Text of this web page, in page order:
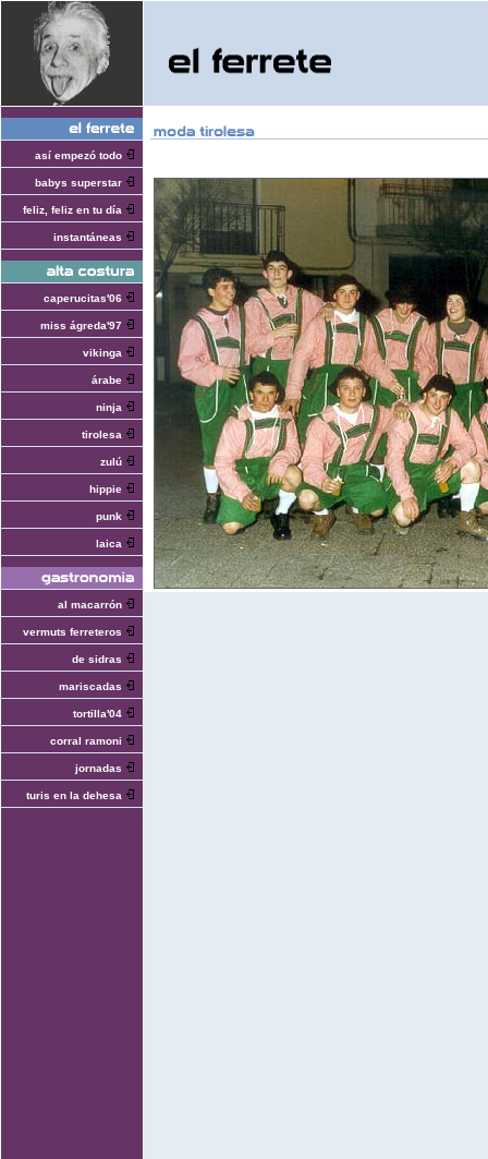
así empezó todo
babys superstar
feliz, feliz en tu día
instantáneas
caperucitas'06
miss ágreda'97
vikinga
árabe
ninja
tirolesa
zulú
hippie
punk
laica
al macarrón
vermuts ferreteros
de sidras
mariscadas
tortilla'04
corral ramoni
jornadas
turis en la dehesa